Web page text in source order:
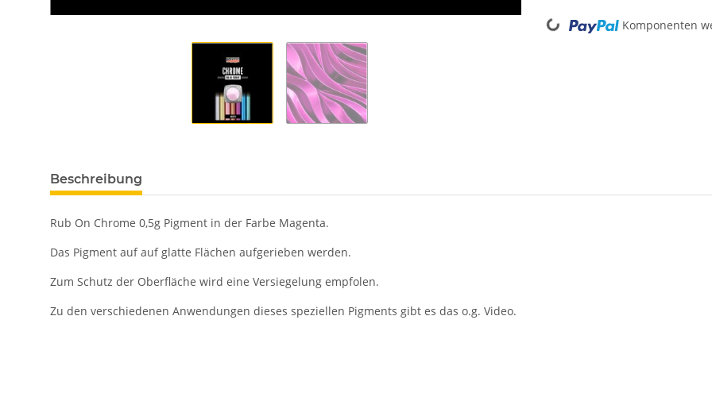
Loading... Komponenten
Beschreibung
Rub On Chrome 0,5g Pigment in der Farbe Magenta.
Das Pigment auf auf glatte Flächen aufgerieben werden.
Zum Schutz der Oberfläche wird eine Versiegelung empfolen.
Zu den verschiedenen Anwendungen dieses speziellen Pigments gibt es das o.g. Video.